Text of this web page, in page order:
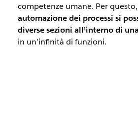
competenze umane. Per questo,
automazione dei processi si
diverse sezioni all’interno di
in un’infinità di funzioni.